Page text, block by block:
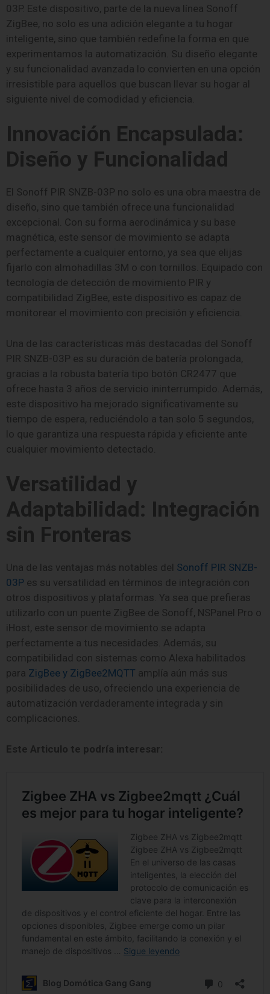
03P. Este dispositivo, parte de la nueva línea Sonoff
ZigBee, no solo es una adición elegante a tu hogar
inteligente, sino que también redefine la forma en que
experimentamos la automatización. Su diseño elegante
y su funcionalidad avanzada lo convierten en una opción
irresistible para aquellos que buscan llevar su hogar al
siguiente nivel de comodidad y eficiencia.
Innovación Encapsulada:
Diseño y Funcionalidad
El Sonoff PIR SNZB-03P no solo es una obra maestra de
diseño, sino que también ofrece una funcionalidad
excepcional. Con su forma aerodinámica y su base
magnética, este sensor de movimiento se adapta
perfectamente a cualquier entorno, ya sea que elijas
fijarlo con almohadillas 3M o con tornillos. Equipado con
tecnología de detección de movimiento PIR y
compatibilidad ZigBee, este dispositivo es capaz de
monitorear el movimiento con precisión y eficiencia.
Una de las características más destacadas del Sonoff
PIR SNZB-03P es su duración de batería prolongada,
gracias a la robusta batería tipo botón CR2477 que
ofrece hasta 3 años de servicio ininterrumpido. Además,
este dispositivo ha mejorado significativamente su
tiempo de espera, reduciéndolo a tan solo 5 segundos,
lo que garantiza una respuesta rápida y eficiente ante
cualquier movimiento detectado.
Versatilidad y
Adaptabilidad: Integración
sin Fronteras
Una de las ventajas más notables del Sonoff PIR SNZB-
03P es su versatilidad en términos de integración con
otros dispositivos y plataformas. Ya sea que prefieras
utilizarlo con un puente ZigBee de Sonoff, NSPanel Pro o
iHost, este sensor de movimiento se adapta
perfectamente a tus necesidades. Además, su
compatibilidad con sistemas como Alexa habilitados
para ZigBee y ZigBee2MQTT amplía aún más sus
posibilidades de uso, ofreciendo una experiencia de
automatización verdaderamente integrada y sin
complicaciones.
Este Articulo te podría interesar: